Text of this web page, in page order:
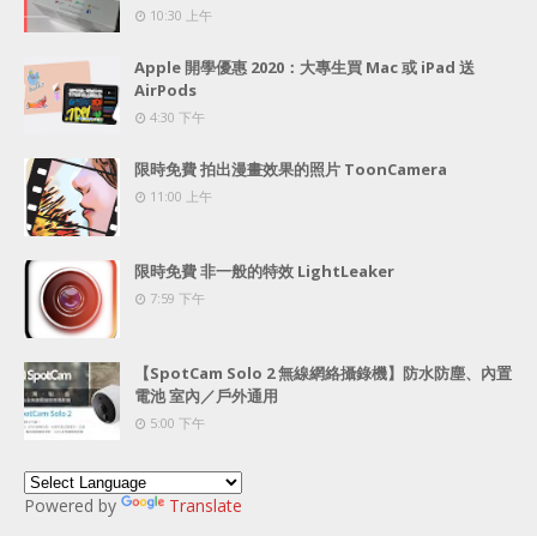
10:30 上午
Apple 開學優惠 2020：大專生買 Mac 或 iPad 送
AirPods
4:30 下午
限時免費 拍出漫畫效果的照片 ToonCamera
11:00 上午
限時免費 非一般的特效 LightLeaker
7:59 下午
【SpotCam Solo 2 無線網絡攝錄機】防水防塵、內置
電池 室內／戶外通用
5:00 下午
Powered by Translate